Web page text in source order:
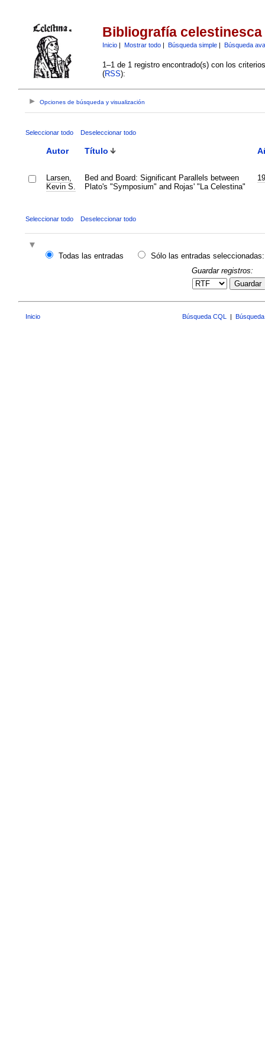
Bibliografía celestinesca
Inicio| Mostrar todo| Búsqueda simple| Búsqueda
1–1 de 1 registro encontrado(s) con los
(RSS):
Opciones de búsqueda y visualización
Seleccionar todo Deseleccionar todo
Autor Título
Larsen,
Kevin S.
Bed and Board: Significant Parallels between
Plato's "Symposium" and Rojas' "La Celestina"
Seleccionar todo Deseleccionar todo
Todas las entradas
Sólo las entradas seleccionadas:
Guardar registros:
Guardar
Inicio Búsqueda CQL